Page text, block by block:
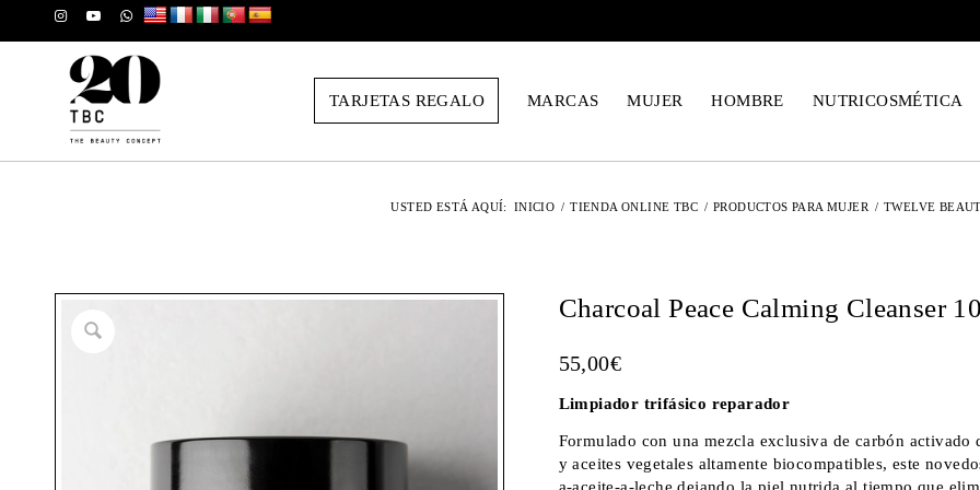
TARJETAS REGALO MARCAS MUJER HOMBRE NUTRICOSMÉTICA
USTED ESTÁ AQUÍ: INICIO / TIENDA ONLINE TBC / PRODUCTOS PARA MUJER / TWELVE
Charcoal Peace Calming Cleanser
55,00€
Limpiador trifásico reparador
Formulado con una mezcla exclusiva de carbón
y aceites vegetales altamente biocompatibles, este
a-aceite-a-leche dejando la piel nutrida al tiempo que